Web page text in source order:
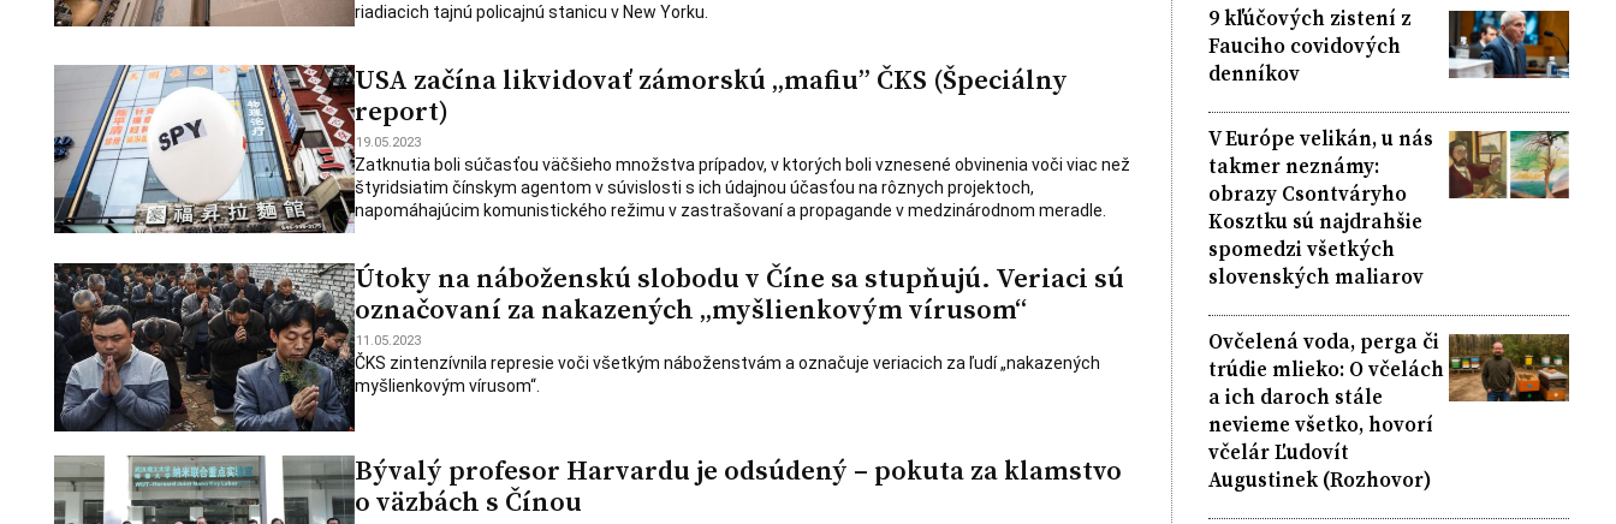
riadiacich tajnú policajnú stanicu v New Yorku.
USA začína likvidovať zámorskú „mafiu” ČKS (Špeciálny
report)
19.05.2023
Zatknutia boli súčasťou väčšieho množstva prípadov, v ktorých boli vznesené obvinenia voči viac než
štyridsiatim čínskym agentom v súvislosti s ich údajnou účasťou na rôznych projektoch,
napomáhajúcim komunistického režimu v zastrašovaní a propagande v medzinárodnom meradle.
Útoky na náboženskú slobodu v Číne sa stupňujú. Veriaci sú
označovaní za nakazených „myšlienkovým vírusom“
11.05.2023
ČKS zintenzívnila represie voči všetkým náboženstvám a označuje veriacich za ľudí „nakazených
myšlienkovým vírusom“.
Bývalý profesor Harvardu je odsúdený – pokuta za klamstvo
o väzbách s Čínou
9 kľúčových zistení z
Fauciho covidových
denníkov
V Európe velikán, u nás
takmer neznámy:
obrazy Csontváryho
Kosztku sú najdrahšie
spomedzi všetkých
slovenských maliarov
Ovčelená voda, perga či
trúdie mlieko: O včelách
a ich daroch stále
nevieme všetko, hovorí
včelár Ľudovít
Augustinek (Rozhovor)